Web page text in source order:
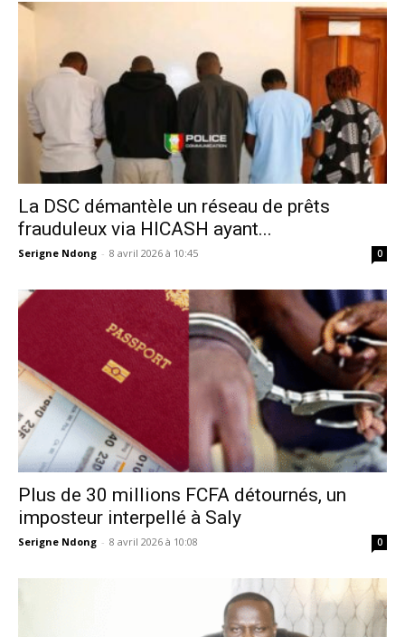
La DSC démantèle un réseau de prêts
frauduleux via HICASH ayant...
Serigne Ndong - 8 avril 2026 à 10:45 0
Plus de 30 millions FCFA détournés, un
imposteur interpellé à Saly
Serigne Ndong - 8 avril 2026 à 10:08 0